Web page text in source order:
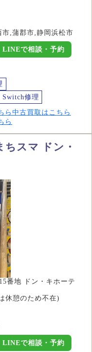
,蒲郡市,静岡浜松市
LINEで相談・予約
Switch修理
ら 中古買取はこちら
ら
スマ ドン・
番地 ドン・キホーテ
休憩のため不在)
LINEで相談・予約